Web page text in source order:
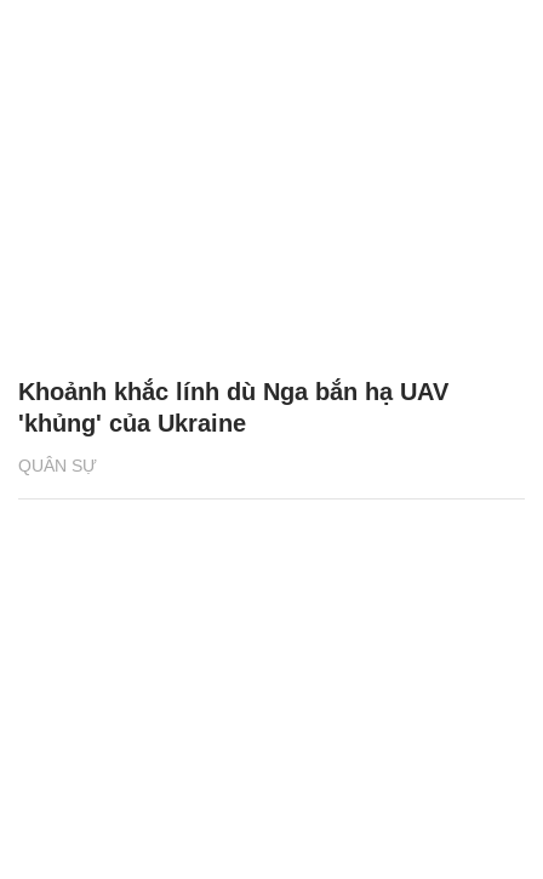
QUÂN SỰ
Khoảnh khắc lính dù Nga bắn hạ UAV
'khủng' của Ukraine